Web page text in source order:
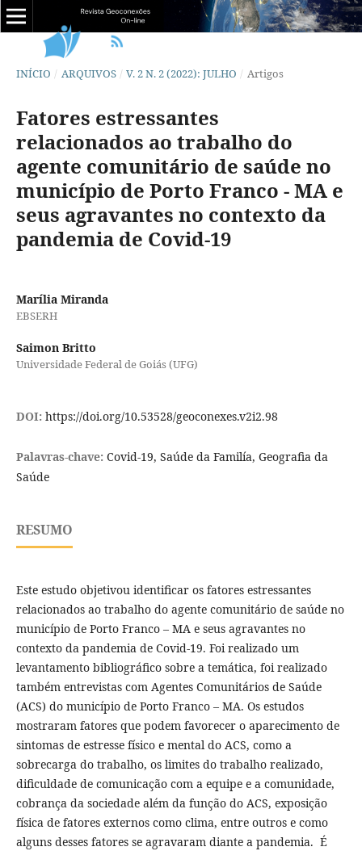
INÍCIO / ARQUIVOS / V. 2 N. 2 (2022): JULHO / Artigos
Fatores estressantes
relacionados ao trabalho do
agente comunitário de saúde no
município de Porto Franco - MA e
seus agravantes no contexto da
pandemia de Covid-19
Marília Miranda
EBSERH
Saimon Britto
Universidade Federal de Goiás (UFG)
DOI: https://doi.org/10.53528/geoconexes.v2i2.98
Palavras-chave: Covid-19, Saúde da Familía, Geografia da
Saúde
RESUMO
Este estudo objetivou identificar os fatores estressantes
relacionados ao trabalho do agente comunitário de saúde no
município de Porto Franco – MA e seus agravantes no
contexto da pandemia de Covid-19. Foi realizado um
levantamento bibliográfico sobre a temática, foi realizado
também entrevistas com Agentes Comunitários de Saúde
(ACS) do município de Porto Franco – MA. Os estudos
mostraram fatores que podem favorecer o aparecimento de
sintomas de estresse físico e mental do ACS, como a
sobrecarga do trabalho, os limites do trabalho realizado,
dificuldade de comunicação com a equipe e a comunidade,
cobrança da sociedade além da função do ACS, exposição
física de fatores externos como clima, entre outros e como
alguns desses fatores se agravaram diante a pandemia. É